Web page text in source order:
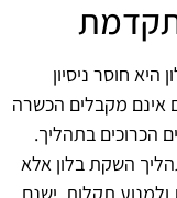
חוסר ניסיון
אינם מקבלים הכשרה
הכרוכים בתהליך.
השקת בלון אלא